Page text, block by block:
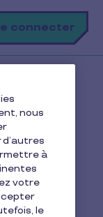
connecter
nous
à
votre
le